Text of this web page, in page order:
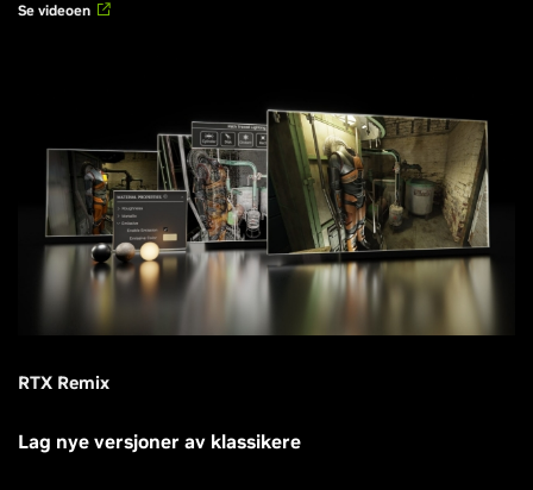
Se videoen
RTX Remix
Lag nye versjoner av klassikere